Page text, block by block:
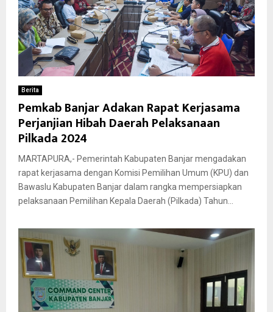
Berita
Pemkab Banjar Adakan Rapat Kerjasama
Perjanjian Hibah Daerah Pelaksanaan
Pilkada 2024
MARTAPURA,- Pemerintah Kabupaten Banjar mengadakan
rapat kerjasama dengan Komisi Pemilihan Umum (KPU) dan
Bawaslu Kabupaten Banjar dalam rangka mempersiapkan
pelaksanaan Pemilihan Kepala Daerah (Pilkada) Tahun...